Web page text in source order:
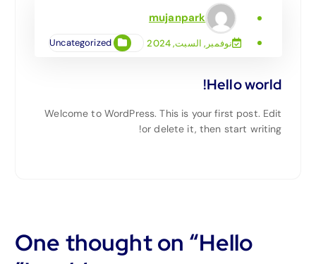
mujanpark
نوفمبر, السبت, 2024 Uncategorized
Hello world!
Welcome to WordPress. This is your first post. Edit
or delete it, then start writing!
One thought on “Hello